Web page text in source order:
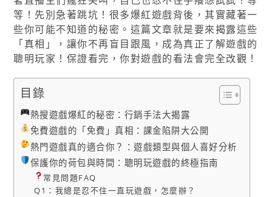
等！先別急著跳坑！很多爆紅遊戲背後，其實藏著一
些你可能不知道的秘密。這篇文章就是要來揭露這些
「真相」，讓你不再盲目跟風，成為真正了解遊戲的
聰明玩家！保證看完，你對遊戲的看法會完全改觀！
目錄
熱搜遊戲爆紅的秘密：行銷手法大揭露
免費遊戲的「免費」真相：課金陷阱大公開
熱門遊戲真的適合你？：遊戲類型與個人喜好分析
保護你的荷包與時間：聰明玩遊戲的終極指南
常見問題FAQ
Q1：我總是忍不住一直玩遊戲，怎麼辦？